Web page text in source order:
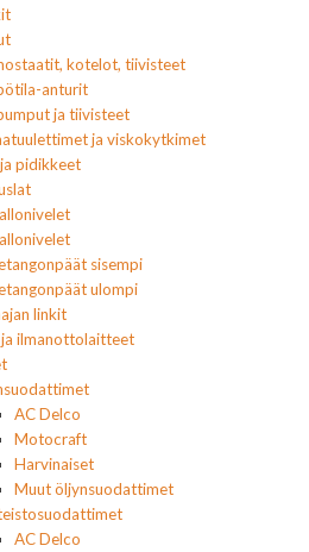
kotelot, tiivisteet
anturit
ja tiivisteet
ja viskokytkimet
pidikkeet
sisempi
ulompi
linkit
ilmanottolaitteet
AC Delco
Motocraft
Harvinaiset
Muut öljynsuodattimet
AC Delco